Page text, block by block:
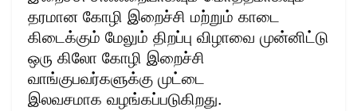
தரமான கோழி இறைச்சி மற்றும் காடை
கிடைக்கும் மேலும் திறப்பு விழாவை முன்னிட்டு
ஒரு கிலோ கோழி இறைச்சி
வாங்குபவர்களுக்கு முட்டை
இலவசமாக வழங்கப்படுகிறது.